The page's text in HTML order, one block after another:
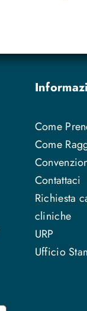
Come
Come
Contattaci
Richiesta
cliniche
URP
Ufficio